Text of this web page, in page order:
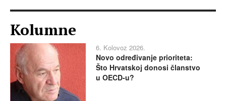
Kolumne
6. Kolovoz 2026.
Novo određivanje prioriteta:
Što Hrvatskoj donosi članstvo
u OECD-u?